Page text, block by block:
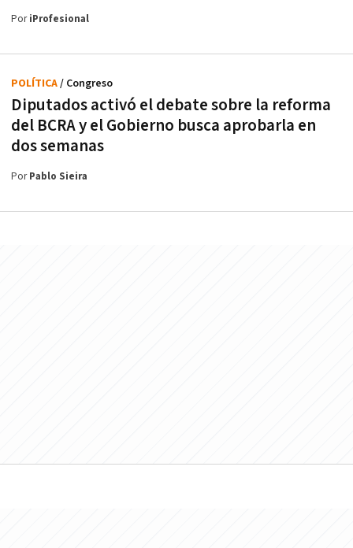
PoriProfesional
Diputados activó el debate sobre la reforma
del BCRA y el Gobierno busca aprobarla en
dos semanas
POLÍTICA/ Congreso
PorPablo Sieira